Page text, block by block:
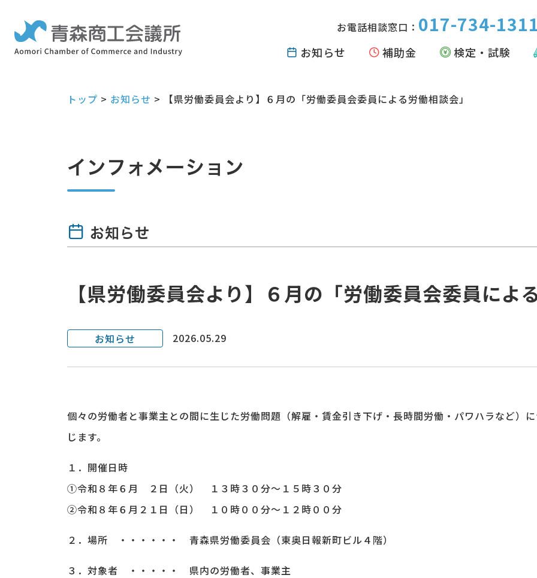
お電話相談窓口： 017-734-1311
お知らせ 補助金 検定・試験
トップ > お知らせ > 【県労働委員会より】６月の「労働委員会委員による労働相談会」
インフォメーション
お知らせ
【県労働委員会より】６月の「労働委員会委員によ
お知らせ 2026.05.29
個々の労働者と事業主との間に生じた労働問題（解雇・賃金引き下げ・長時間労働・パワハラなど）
じます。
１．開催日時
①令和８年６月 ２日（火） １３時３０分～１５時３０分
②令和８年６月２１日（日） １０時００分～１２時００分
２．場所 ・・・・・・ 青森県労働委員会（東奥日報新町ビル４階）
３．対象者 ・・・・・ 県内の労働者、事業主